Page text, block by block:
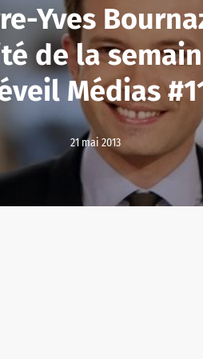
Yves
de la
Médias
21 mai 2013